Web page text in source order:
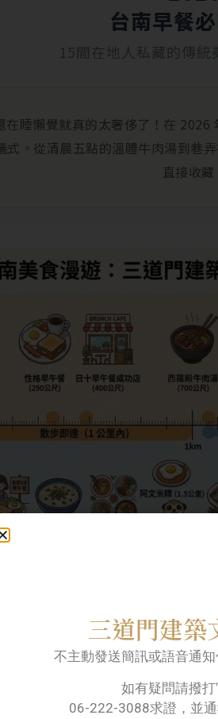
台南早餐
15間在地人私藏的傳統
在睡懶覺就真的太奢侈了！在
式。從清晨五點的溫體牛肉湯到巷
直接收藏
老台南的靈魂
三道門建築
不主動發送簡訊或語音通知
如有疑問請撥
06-222-3088求證，並通